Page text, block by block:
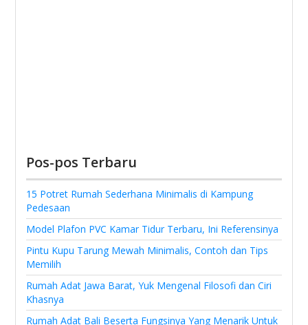
Pos-pos Terbaru
15 Potret Rumah Sederhana Minimalis di Kampung
Pedesaan
Model Plafon PVC Kamar Tidur Terbaru, Ini Referensinya
Pintu Kupu Tarung Mewah Minimalis, Contoh dan Tips
Memilih
Rumah Adat Jawa Barat, Yuk Mengenal Filosofi dan Ciri
Khasnya
Rumah Adat Bali Beserta Fungsinya Yang Menarik Untuk